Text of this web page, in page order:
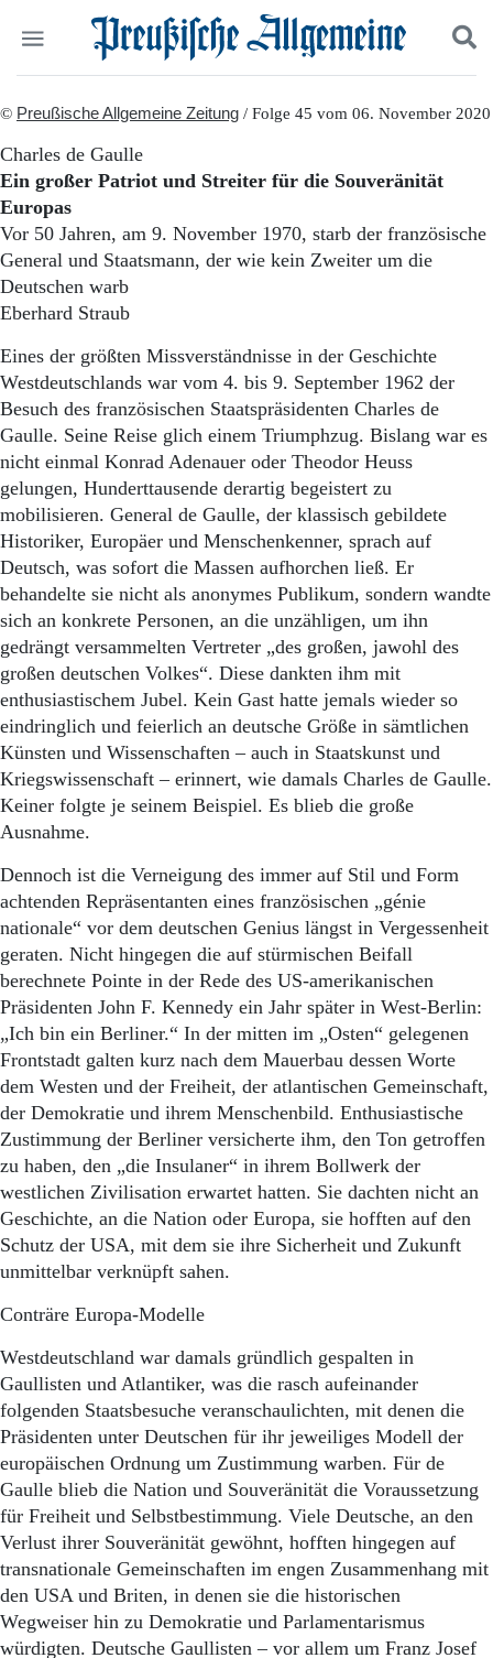
Start
Wer wir sind
Aktuelle Ausgabe
Abonnenten-Login
Abonnent werden
Abo Prämien
Archiv
Mediadaten
Politik
Panorama
Leben
Geschichte
Schlesien
Danzig und Westpreußen
Bücher
Kontakt
Impressum
Datenschutz
Suchen und finden
© Preußische Allgemeine Zeitung / Folge 45 vom 06. November 2020
Charles de Gaulle
Ein großer Patriot und Streiter für die Souveränität
Europas
Vor 50 Jahren, am 9. November 1970, starb der französische
General und Staatsmann, der wie kein Zweiter um die
Deutschen warb
Eberhard Straub
Eines der größten Missverständnisse in der Geschichte
Westdeutschlands war vom 4. bis 9. September 1962 der
Besuch des französischen Staatspräsidenten Charles de
Gaulle. Seine Reise glich einem Triumphzug. Bislang war es
nicht einmal Konrad Adenauer oder Theodor Heuss
gelungen, Hunderttausende derartig begeistert zu
mobilisieren. General de Gaulle, der klassisch gebildete
Historiker, Europäer und Menschenkenner, sprach auf
Deutsch, was sofort die Massen aufhorchen ließ. Er
behandelte sie nicht als anonymes Publikum, sondern wandte
sich an konkrete Personen, an die unzähligen, um ihn
gedrängt versammelten Vertreter „des großen, jawohl des
großen deutschen Volkes“. Diese dankten ihm mit
enthusiastischem Jubel. Kein Gast hatte jemals wieder so
eindringlich und feierlich an deutsche Größe in sämtlichen
Künsten und Wissenschaften – auch in Staatskunst und
Kriegswissenschaft – erinnert, wie damals Charles de Gaulle.
Keiner folgte je seinem Beispiel. Es blieb die große
Ausnahme.
Dennoch ist die Verneigung des immer auf Stil und Form
achtenden Repräsentanten eines französischen „génie
nationale“ vor dem deutschen Genius längst in Vergessenheit
geraten. Nicht hingegen die auf stürmischen Beifall
berechnete Pointe in der Rede des US-amerikanischen
Präsidenten John F. Kennedy ein Jahr später in West-Berlin:
„Ich bin ein Berliner.“ In der mitten im „Osten“ gelegenen
Frontstadt galten kurz nach dem Mauerbau dessen Worte
dem Westen und der Freiheit, der atlantischen Gemeinschaft,
der Demokratie und ihrem Menschenbild. Enthusiastische
Zustimmung der Berliner versicherte ihm, den Ton getroffen
zu haben, den „die Insulaner“ in ihrem Bollwerk der
westlichen Zivilisation erwartet hatten. Sie dachten nicht an
Geschichte, an die Nation oder Europa, sie hofften auf den
Schutz der USA, mit dem sie ihre Sicherheit und Zukunft
unmittelbar verknüpft sahen.
Conträre Europa-Modelle
Westdeutschland war damals gründlich gespalten in
Gaullisten und Atlantiker, was die rasch aufeinander
folgenden Staatsbesuche veranschaulichten, mit denen die
Präsidenten unter Deutschen für ihr jeweiliges Modell der
europäischen Ordnung um Zustimmung warben. Für de
Gaulle blieb die Nation und Souveränität die Voraussetzung
für Freiheit und Selbstbestimmung. Viele Deutsche, an den
Verlust ihrer Souveränität gewöhnt, hofften hingegen auf
transnationale Gemeinschaften im engen Zusammenhang mit
den USA und Briten, in denen sie die historischen
Wegweiser hin zu Demokratie und Parlamentarismus
würdigten. Deutsche Gaullisten – vor allem um Franz Josef